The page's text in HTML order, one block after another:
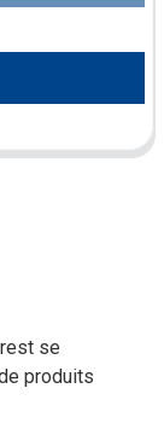
se
produits